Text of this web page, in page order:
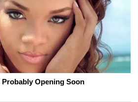
Opening Soon